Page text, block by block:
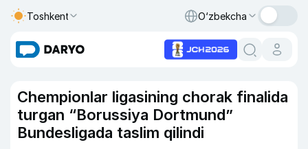
Toshkent O‘zbekcha
Chempionlar ligasining chorak finalida
turgan “Borussiya Dortmund”
Bundesligada taslim qilindi